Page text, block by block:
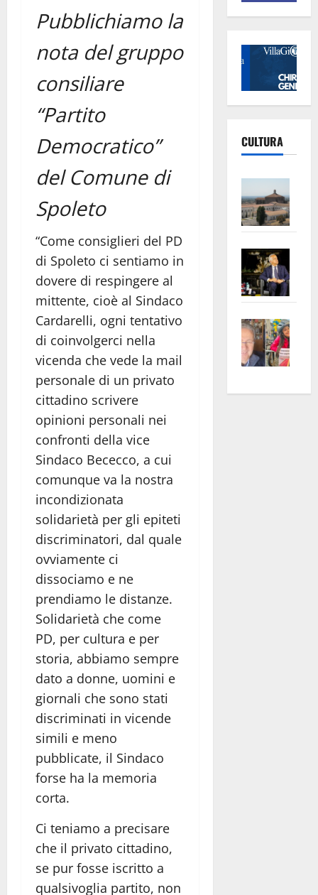
Pubblichiamo la
nota del gruppo
consiliare
“Partito
Democratico”
del Comune di
Spoleto
“Come consiglieri del PD
di Spoleto ci sentiamo in
dovere di respingere al
mittente, cioè al Sindaco
Cardarelli, ogni tentativo
di coinvolgerci nella
vicenda che vede la mail
personale di un privato
cittadino scrivere
opinioni personali nei
confronti della vice
Sindaco Bececco, a cui
comunque va la nostra
incondizionata
solidarietà per gli epiteti
discriminatori, dal quale
ovviamente ci
dissociamo e ne
prendiamo le distanze.
Solidarietà che come
PD, per cultura e per
storia, abbiamo sempre
dato a donne, uomini e
giornali che sono stati
discriminati in vicende
simili e meno
pubblicate, il Sindaco
forse ha la memoria
corta.
Ci teniamo a precisare
che il privato cittadino,
se pur fosse iscritto a
qualsivoglia partito, non
CULTURA
euro
apre